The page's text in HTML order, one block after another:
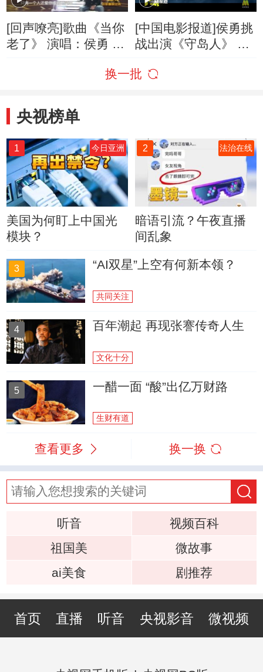
[回声嘹亮]歌曲《当你
老了》 演唱：侯勇 玉
[中国电影报道]侯勇挑
战出演《守岛人》 传
换一批
央视榜单
1 今日亚洲
美国为何盯上中国光
模块？
2 法治在线
暗语引流？午夜直播
间乱象
3 “AI双星”上空有何新本领？
共同关注
4 百年潮起 再现张謇传奇人生
文化十分
5 一醋一面 “酸”出亿万财路
生财有道
查看更多 换一换
听音
视频百科
祖国美
微故事
ai美食
剧推荐
首页 直播 听音 央视影音 微视频